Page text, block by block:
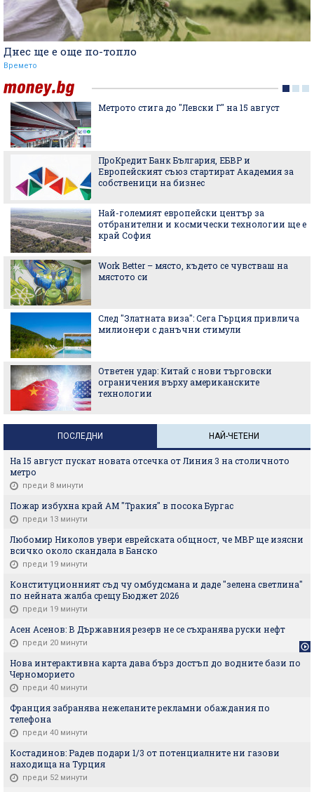
Днес ще е още по-топло
Времето
Метрото стига до "Левски Г" на 15 август
ПроКредит Банк България, ЕБВР и
Европейският съюз стартират Академия за
собственици на бизнес
Най-големият европейски център за
отбранителни и космически технологии ще е
край София
Work Better – място, където се чувстваш на
мястото си
След "Златната виза": Сега Гърция привлича
милионери с данъчни стимули
Ответен удар: Китай с нови търговски
ограничения върху американските
технологии
ПОСЛЕДНИ НАЙ-ЧЕТЕНИ
На 15 август пускат новата отсечка от Линия 3 на столичното
метро
преди 8 минути
Пожар избухна край АМ "Тракия" в посока Бургас
преди 13 минути
Любомир Николов увери еврейската общност, че МВР ще изясни
всичко около скандала в Банско
преди 19 минути
Конституционният съд чу омбудсмана и даде "зелена светлина"
по нейната жалба срещу Бюджет 2026
преди 19 минути
Асен Асенов: В Държавния резерв не се съхранява руски нефт
преди 20 минути
Нова интерактивна карта дава бърз достъп до водните бази по
Черноморието
преди 40 минути
Франция забранява нежеланите рекламни обаждания по
телефона
преди 40 минути
Костадинов: Радев подари 1/3 от потенциалните ни газови
находища на Турция
преди 52 минути